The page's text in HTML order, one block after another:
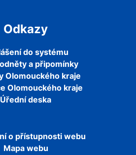
Odkazy
do systému
a připomínky
Olomouckého kraje
Olomouckého kraje
Úřední deska
o přístupnosti webu
Mapa webu